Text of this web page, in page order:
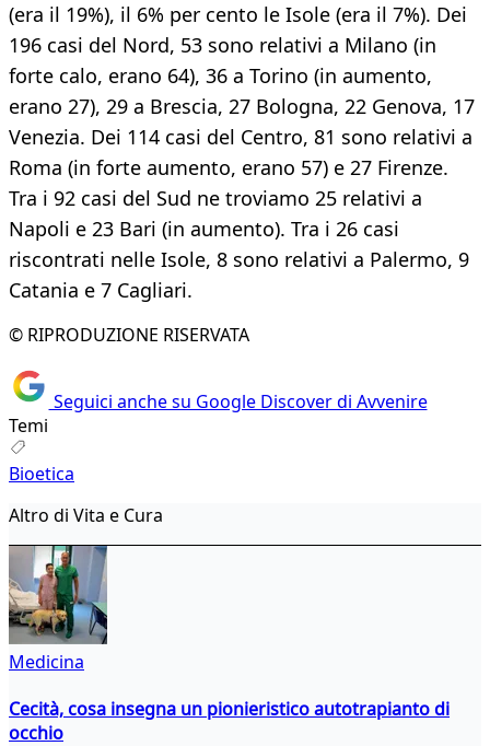
(era il 19%), il 6% per cento le Isole (era il 7%). Dei
196 casi del Nord, 53 sono relativi a Milano (in
forte calo, erano 64), 36 a Torino (in aumento,
erano 27), 29 a Brescia, 27 Bologna, 22 Genova, 17
Venezia. Dei 114 casi del Centro, 81 sono relativi a
Roma (in forte aumento, erano 57) e 27 Firenze.
Tra i 92 casi del Sud ne troviamo 25 relativi a
Napoli e 23 Bari (in aumento). Tra i 26 casi
riscontrati nelle Isole, 8 sono relativi a Palermo, 9
Catania e 7 Cagliari.
© RIPRODUZIONE RISERVATA
Seguici anche su Google Discover di Avvenire
Temi
Bioetica
Altro di Vita e Cura
Medicina
Cecità, cosa insegna un pionieristico autotrapianto di
occhio